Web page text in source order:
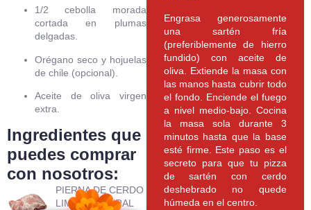
1/2 cebolla morada
cortada en plumas
delgadas.
Orégano seco y hojuelas
de chile (opcional).
Aceite de oliva virgen
extra.
Ingredientes que
puedes comprar
con nosotros:
PIERNA DE CERDO
LIMPIA NATURAL
Engrasa generosamente
una sartén fría
(preferiblemente de hierro
fundido) con aceite de
oliva. Extiende la masa con
las manos hasta cubrir todo
el fondo. Enciende el fuego
a nivel medio-bajo. Cocina
la masa sola durante 3
minutos hasta que la base
esté firme. Este paso es el
secreto para que tu pizza
de sartén con cerdo
deshebrado no quede
húmeda en el centro.